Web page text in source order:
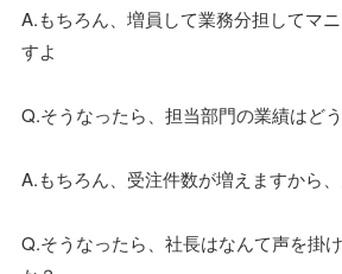
A.もちろん、増員して業務分担してマ
すよ
Q.そうなったら、担当部門の業績はど
A.もちろん、受注件数が増えますから
Q.そうなったら、社長はなんて声を掛